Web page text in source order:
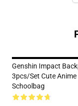
Genshin Impact
3pcs/Set Cute Anime
Schoolbag